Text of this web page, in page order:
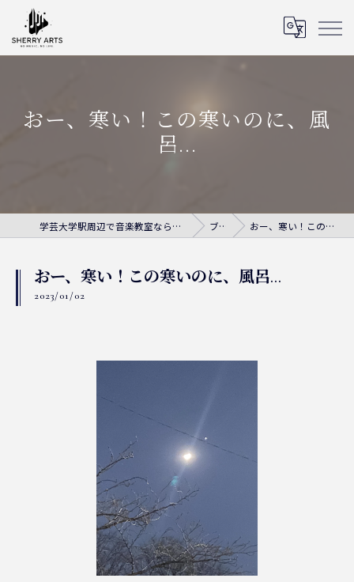
おー、寒い！この寒いのに、風
呂...
学芸大学駅周辺で音楽教室ならシェリー・アーツ音楽教室 ブログ おー、寒い！この寒いのに、風呂...
おー、寒い！この寒いのに、風呂...
2023/01/02